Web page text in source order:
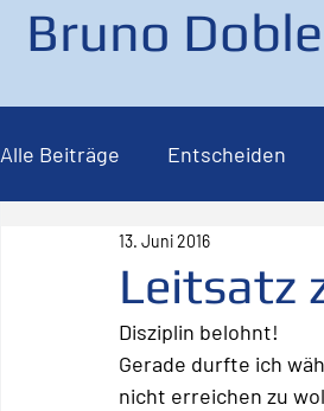
Bruno
Alle Beiträge Entscheiden
Lebenspilot
Sicherheit Inspiration
Leitsatz
13. Juni 2016
Disziplin belohnt!
Gerade durfte ich
nicht erreichen zu